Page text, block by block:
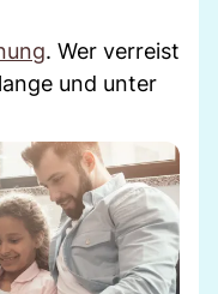
. Wer verreist
und unter